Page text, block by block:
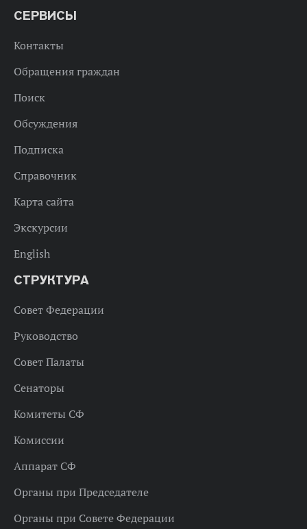
СЕРВИСЫ
Контакты
Обращения граждан
Поиск
Обсуждения
Подписка
Справочник
Карта сайта
Экскурсии
English
СТРУКТУРА
Совет Федерации
Руководство
Совет Палаты
Сенаторы
Комитеты СФ
Комиссии
Аппарат СФ
Органы при Председателе
Органы при Совете Федерации